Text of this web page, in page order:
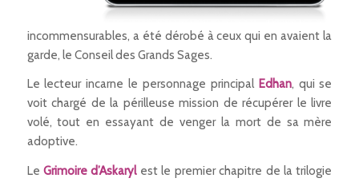
incommensurables, a été dérobé à ceux qui en avaient la
garde, le Conseil des Grands Sages.
Le lecteur incarne le personnage principal Edhan, qui se
voit chargé de la périlleuse mission de récupérer le livre
volé, tout en essayant de venger la mort de sa mère
adoptive.
LeGrimoire d’Askarylest le premier chapitre de la trilogie